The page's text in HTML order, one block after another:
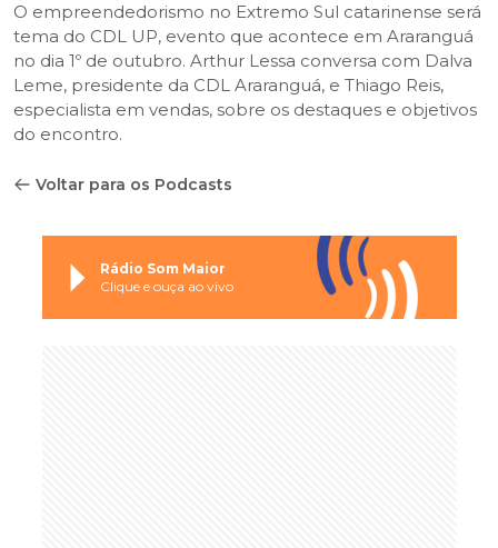
O empreendedorismo no Extremo Sul catarinense será
tema do CDL UP, evento que acontece em Araranguá
no dia 1º de outubro. Arthur Lessa conversa com Dalva
Leme, presidente da CDL Araranguá, e Thiago Reis,
especialista em vendas, sobre os destaques e objetivos
do encontro.
Voltar para os Podcasts
Rádio Som Maior
Clique e ouça ao vivo